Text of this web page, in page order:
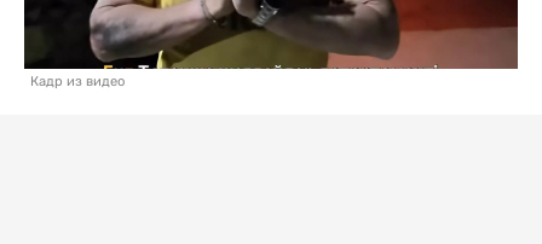
Кадр из видео